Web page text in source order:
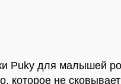
Puky для малышей
которое не